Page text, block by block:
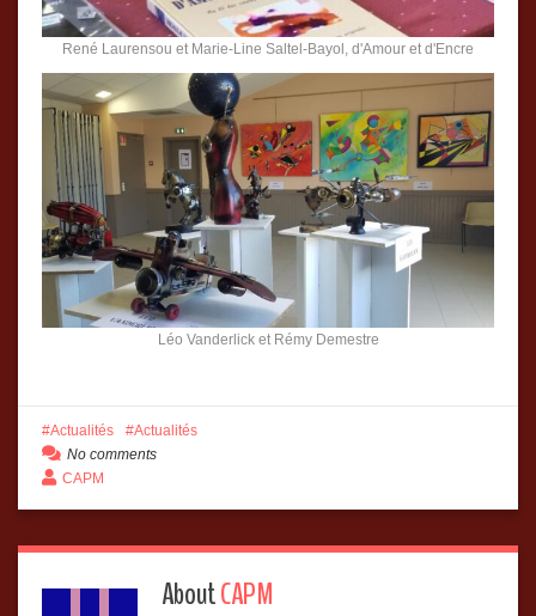
René Laurensou et Marie-Line Saltel-Bayol, d'Amour et d'Encre
Léo Vanderlick et Rémy Demestre
Actualités
Actualités
No comments
CAPM
AboutCAPM